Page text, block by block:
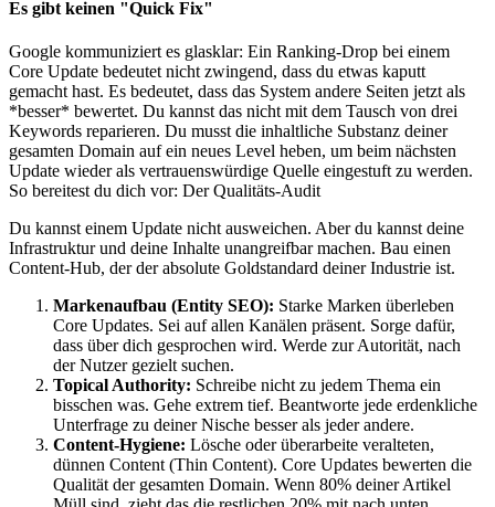
Es gibt keinen "Quick Fix"
Google kommuniziert es glasklar: Ein Ranking-Drop bei einem
Core Update bedeutet nicht zwingend, dass du etwas kaputt
gemacht hast. Es bedeutet, dass das System andere Seiten jetzt als
*besser* bewertet. Du kannst das nicht mit dem Tausch von drei
Keywords reparieren. Du musst die inhaltliche Substanz deiner
gesamten Domain auf ein neues Level heben, um beim nächsten
Update wieder als vertrauenswürdige Quelle eingestuft zu werden.
So bereitest du dich vor: Der Qualitäts-Audit
Du kannst einem Update nicht ausweichen. Aber du kannst deine
Infrastruktur und deine Inhalte unangreifbar machen. Bau einen
Content-Hub, der der absolute Goldstandard deiner Industrie ist.
Markenaufbau (Entity SEO): Starke Marken überleben
Core Updates. Sei auf allen Kanälen präsent. Sorge dafür,
dass über dich gesprochen wird. Werde zur Autorität, nach
der Nutzer gezielt suchen.
Topical Authority: Schreibe nicht zu jedem Thema ein
bisschen was. Gehe extrem tief. Beantworte jede erdenkliche
Unterfrage zu deiner Nische besser als jeder andere.
Content-Hygiene: Lösche oder überarbeite veralteten,
dünnen Content (Thin Content). Core Updates bewerten die
Qualität der gesamten Domain. Wenn 80% deiner Artikel